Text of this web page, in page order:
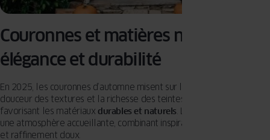
Couronnes et matières naturelles :
élégance et durabilité
En 2025, les couronnes d’automne misent sur l’authenticité, la
douceur des textures et la richesse des teintes chaudes, tout en
favorisant les matériaux durables et naturels. L’idée est de créer
une atmosphère accueillante, combinant inspiration bohème épurée
et raffinement doux.